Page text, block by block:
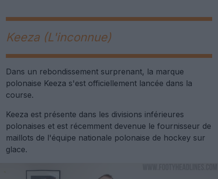
Keeza (L'inconnue)
Dans un rebondissement surprenant, la marque
polonaise Keeza s'est officiellement lancée dans la
course.
Keeza est présente dans les divisions inférieures
polonaises et est récemment devenue le fournisseur de
maillots de l'équipe nationale polonaise de hockey sur
glace.